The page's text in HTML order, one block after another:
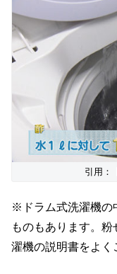
引用：
※ドラム式洗濯機の
ものもあります。
濯機の説明書をよく